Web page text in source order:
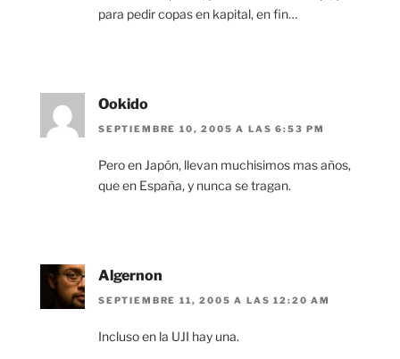
para pedir copas en kapital, en fin…
Ookido
SEPTIEMBRE 10, 2005 A LAS 6:53 PM
Pero en Japón, llevan muchisimos mas años,
que en España, y nunca se tragan.
Algernon
SEPTIEMBRE 11, 2005 A LAS 12:20 AM
Incluso en la UJI hay una.